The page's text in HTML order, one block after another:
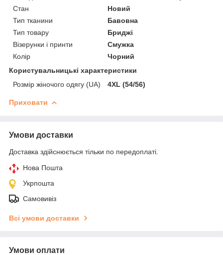
Стан
Новий
Тип тканини
Бавовна
Тип товару
Бриджі
Візерунки і принти
Смужка
Колір
Чорний
Користувальницькі характеристики
Розмір жіночого одягу (UA)
4XL (54/56)
Приховати
Умови доставки
Доставка здійснюється тільки по передоплаті.
Нова Пошта
Укрпошта
Самовивіз
Всі умови доставки
Умови оплати